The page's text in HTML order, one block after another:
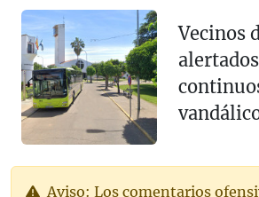
Vecinos
Aviso: Los comentarios